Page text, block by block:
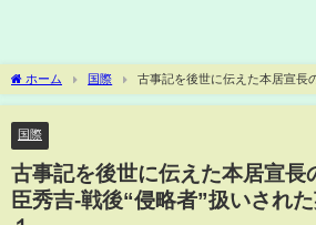
ホーム 国際
古事記を後世に伝えた本居宣長
後“侵略者”扱いされた英雄の真実＿その１
国際
古事記を後世に伝えた本居宣長
臣秀吉-戦後“侵略者”扱いされ